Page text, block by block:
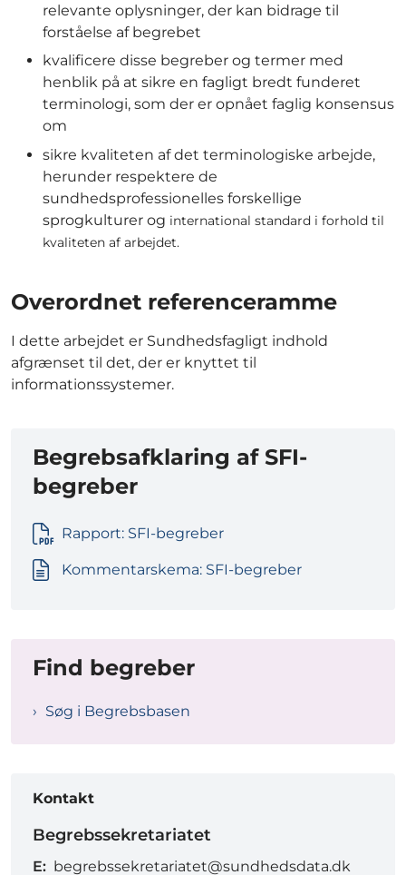
relevante oplysninger, der kan bidrage til
forståelse af begrebet
kvalificere disse begreber og termer med
henblik på at sikre en fagligt bredt funderet
terminologi, som der er opnået faglig konsensus
om
sikre kvaliteten af det terminologiske arbejde,
herunder respektere de
sundhedsprofessionelles forskellige
sprogkulturer og international standard i forhold til
kvaliteten af arbejdet.
Overordnet referenceramme
I dette arbejdet er Sundhedsfagligt indhold
afgrænset til det, der er knyttet til
informationssystemer.
Begrebsafklaring af SFI-
begreber
Rapport: SFI-begreber
Kommentarskema: SFI-begreber
Find begreber
Søg i Begrebsbasen
Kontakt
Begrebssekretariatet
E: begrebssekretariatet@sundhedsdata.dk